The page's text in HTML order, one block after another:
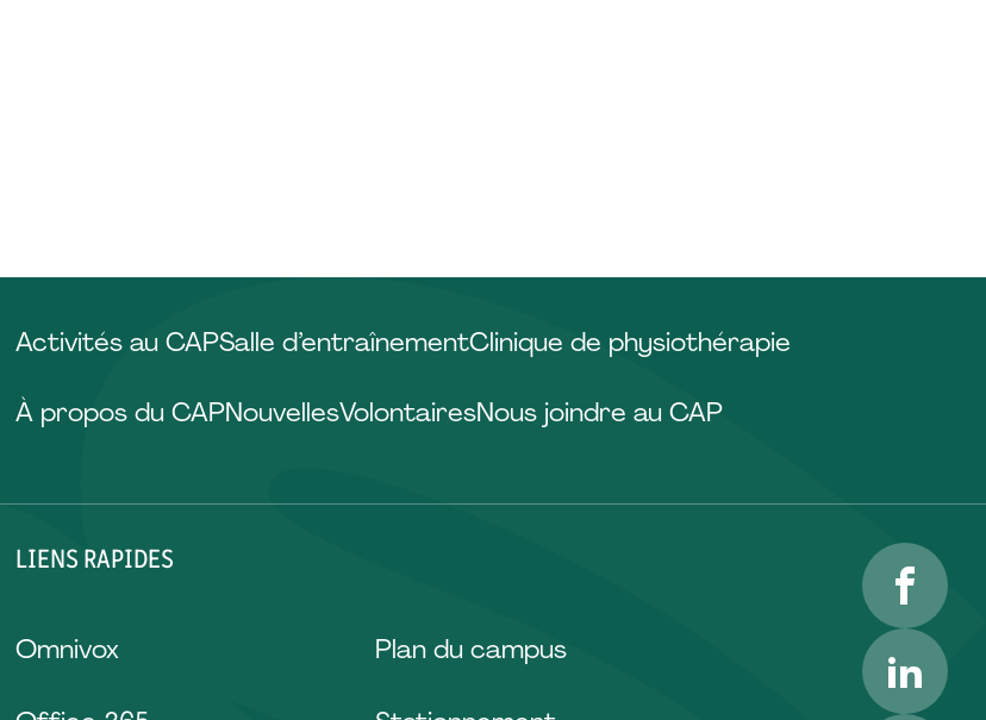
Activités au CAPSalle d’entraînementClinique de physiothérapie
À propos du CAPNouvellesVolontairesNous joindre au CAP
LIENS RAPIDES
Omnivox Plan du campus